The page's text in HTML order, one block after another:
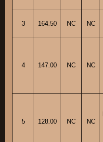
3 164.50 NC NC
4 147.00 NC NC
5 128.00 NC NC